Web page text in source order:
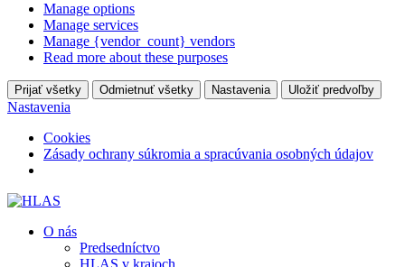
Manage options
Manage services
Manage {vendor_count} vendors
Read more about these purposes
Prijať všetky Odmietnuť všetky Nastavenia Uložiť predvoľby
Nastavenia
Cookies
Zásady ochrany súkromia a spracúvania osobných údajov
O nás
Predsedníctvo